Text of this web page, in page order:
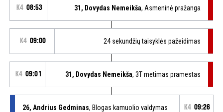
K4 08:53 31, Dovydas Nemeikša, Asmeninė pražanga
K4 09:00 24 sekundžių taisyklės pažeidimas
K4 09:01 31, Dovydas Nemeikša, 3T metimas pramestas
26, Andrius Gedminas, Blogas kamuolio valdymas K4 09:26